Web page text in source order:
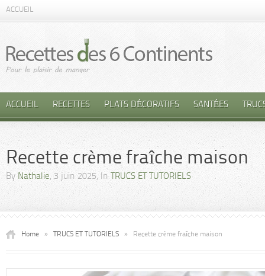
ACCUEIL
ACCUEIL RECETTES PLATS DÉCORATIFS SANTÉES
Recette crème fraîche maison
By Nathalie, 3 juin 2025, In TRUCS ET TUTORIELS
Home » TRUCS ET TUTORIELS » Recette crème fraîche maison